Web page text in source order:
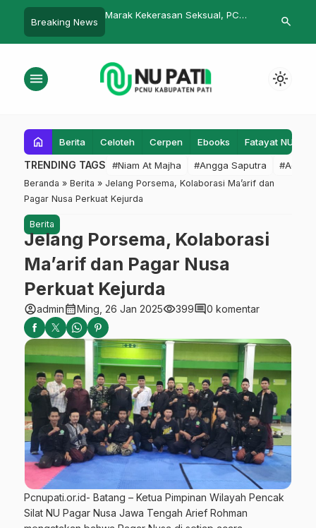
Breaking News
Marak Kekerasan Seksual, PC
Penting Ditanamkan Sejak Dini
2000 Bibit
search
menu light_mode
home Berita Celoteh Cerpen Ebooks Fatayat NU
TRENDING TAGS #Niam At Majha #Angga Saputra #Admin
Beranda » Berita » Jelang Porsema, Kolaborasi Ma’arif dan
Pagar Nusa Perkuat Kejurda
Berita
Jelang Porsema, Kolaborasi
Ma’arif dan Pagar Nusa
Perkuat Kejurda
account_circleadmincalendar_monthMing, 26 Jan 2025visibility399comment0 komentar
Pcnupati.or.id- Batang – Ketua Pimpinan Wilayah Pencak
Silat NU Pagar Nusa Jawa Tengah Arief Rohman